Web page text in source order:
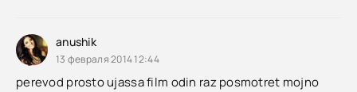
anushik
13 февраля 2014 12:44
perevod prosto ujassa film odin raz posmotret mojno